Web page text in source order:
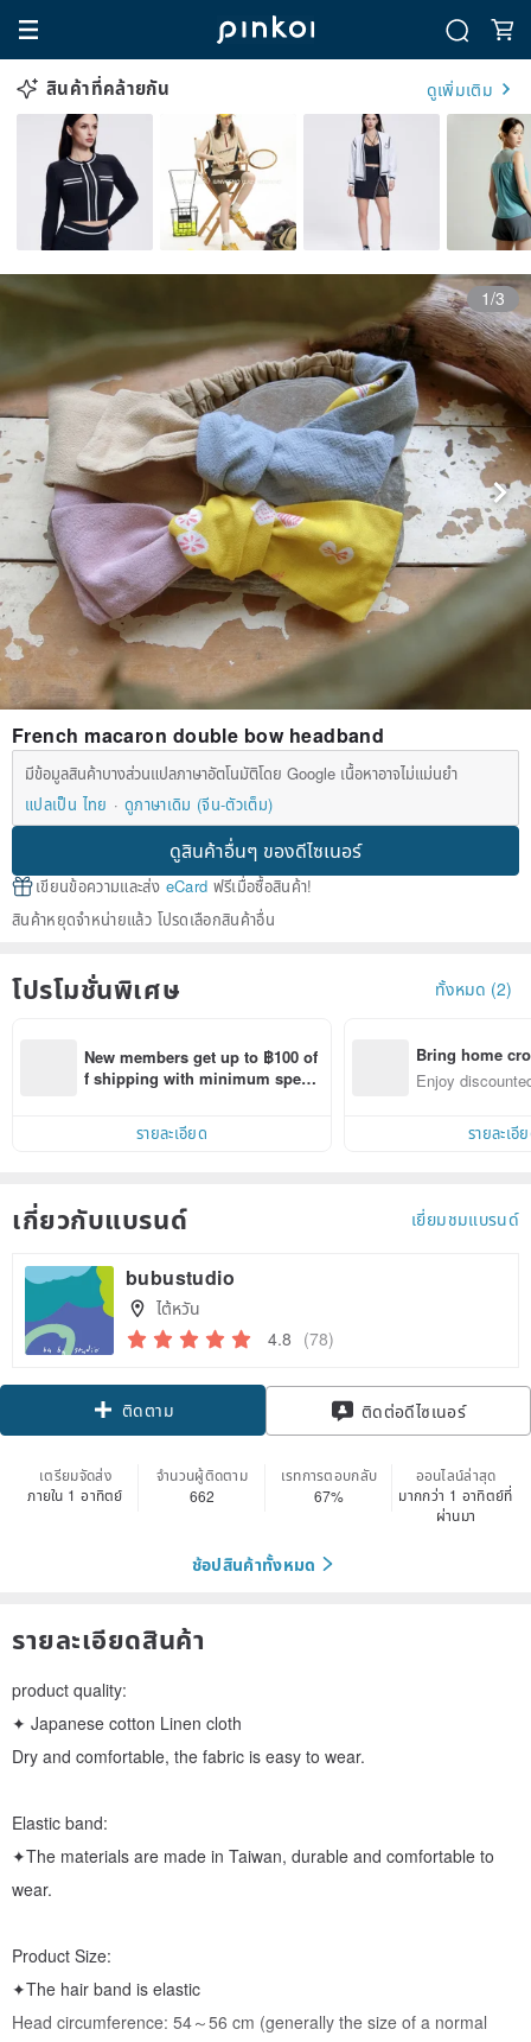
สินค้าที่คล้ายกัน ดูเพิ่มเติม
1/3
French macaron double bow headband
มีข้อมูลสินค้าบางส่วนแปลภาษาอัตโนมัติโดย Google เนื้อหาอาจไม่แม่นยำ
แปลเป็น ไทย
ดูภาษาเดิม (จีน-ตัวเต็ม)
ดูสินค้าอื่นๆ ของดีไซเนอร์
เขียนข้อความและส่ง eCard ฟรีเมื่อซื้อสินค้า!
สินค้าหยุดจำหน่ายแล้ว โปรดเลือกสินค้าอื่น
โปรโมชั่นพิเศษ ทั้งหมด (2)
New members get up to ฿100 of
f shipping with minimum spen
within 7 days!
รายละเอียด
Bring home
n with ease
Enjoy
รายละเอี
เกี่ยวกับแบรนด์ เยี่ยมชมแบรนด์
bubustudio
ไต้หวัน
4.8 (78)
ติดตาม ติดต่อดีไซเนอร์
เตรียมจัดส่ง
ภายใน 1 อาทิตย์
จำนวนผู้ติดตาม
662
เรทการตอบกลับ
67%
ออนไลน์ล่าสุด
มากกว่า 1 อาทิตย์ที่
ผ่านมา
ช้อปสินค้าทั้งหมด
รายละเอียดสินค้า
product quality:
✦ Japanese cotton Linen cloth
Dry and comfortable, the fabric is easy to wear.
Elastic band:
✦The materials are made in Taiwan, durable and comfortable to
wear.
Product Size:
✦The hair band is elastic
Head circumference: 54～56 cm (generally the size of a normal